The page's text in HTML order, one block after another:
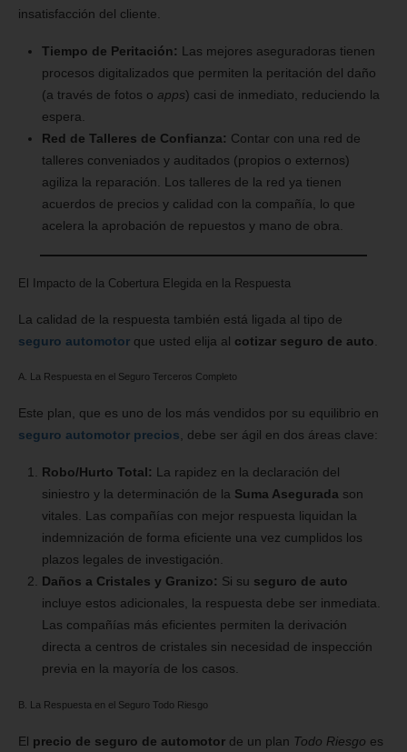
insatisfacción del cliente.
Tiempo de Peritación: Las mejores aseguradoras tienen
procesos digitalizados que permiten la peritación del daño
(a través de fotos o apps) casi de inmediato, reduciendo la
espera.
Red de Talleres de Confianza: Contar con una red de
talleres conveniados y auditados (propios o externos)
agiliza la reparación. Los talleres de la red ya tienen
acuerdos de precios y calidad con la compañía, lo que
acelera la aprobación de repuestos y mano de obra.
El Impacto de la Cobertura Elegida en la Respuesta
La calidad de la respuesta también está ligada al tipo de
seguro automotor que usted elija al cotizar seguro de auto
A. La Respuesta en el Seguro Terceros Completo
Este plan, que es uno de los más vendidos por su equilibrio en
seguro automotor precios, debe ser ágil en dos áreas clave:
Robo/Hurto Total: La rapidez en la declaración del
siniestro y la determinación de la Suma Aseguradason
vitales. Las compañías con mejor respuesta liquidan la
indemnización de forma eficiente una vez cumplidos los
plazos legales de investigación.
Daños a Cristales y Granizo: Si su seguro de auto
incluye estos adicionales, la respuesta debe ser inmediata.
Las compañías más eficientes permiten la derivación
directa a centros de cristales sin necesidad de inspección
previa en la mayoría de los casos.
B. La Respuesta en el Seguro Todo Riesgo
El precio de seguro de automotor de un plan Todo Riesgo es